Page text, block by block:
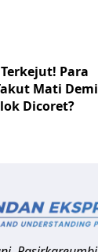
Para
Mati Demi
Dicoret?